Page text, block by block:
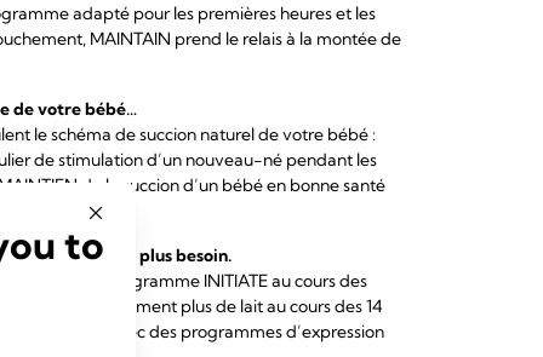
adapté pour les premières heures et les
MAINTAIN prend le relais à la montée de
de votre bébé…
le schéma de succion naturel de votre bébé :
de stimulation d’un nouveau-né pendant les
de la succion d’un bébé en bonne santé
bébé en a le plus besoin.
en place du programme INITIATE au cours des
nettement plus de lait au cours des 14
démarrage avec des programmes d’expression
to